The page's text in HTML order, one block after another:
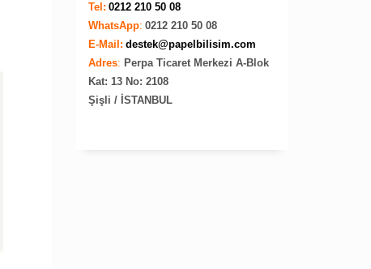
Tel: 0212 210 50 08
WhatsApp: 0212 210 50 08
E-Mail: destek@papelbilisim.com
Adres: Perpa Ticaret Merkezi A-Blok
Kat: 13 No: 2108
Şişli / İSTANBUL